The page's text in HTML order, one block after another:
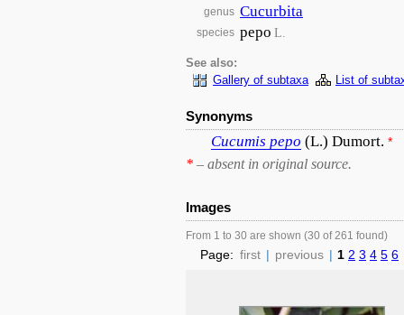
genus Cucurbita
species pepo L.
See also:
Gallery of subtaxa
List of
Synonyms
Cucumis pepo (L.) Dumort. *
* – absent in original source.
Images
From 1 to 30 are shown (30 of 261 found)
Page: first | previous | 1 2 3 4 5 6